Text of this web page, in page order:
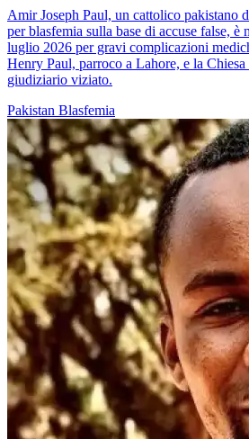
Amir Joseph Paul, un cattolico pakistano
per blasfemia sulla base di accuse false, è
luglio 2026 per gravi complicazioni
Henry Paul, parroco a Lahore, e la
giudiziario viziato.
Pakistan Blasfemia